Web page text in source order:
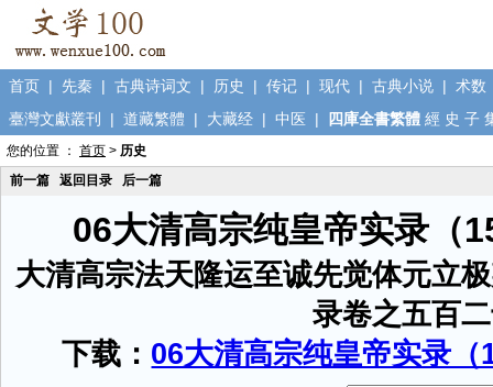
首页 | 先秦 | 古典诗词文 | 历史 | 传记 | 现代 | 古典小说 | 术数
臺灣文獻叢刊
| 道藏繁體 | 大藏经 | 中医 | 四庫全書繁體 經 史 子
您的位置 ： 首页 > 历史
前一篇
返回目录 后一篇
06大清高宗纯皇帝实录（
大清高宗法天隆运至诚先觉体元立
录卷之五百
下载： 06大清高宗纯皇帝实录